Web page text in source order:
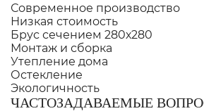
Современное производство
Низкая стоимость
Брус сечением 280х280
Монтаж и сборка
Утепление дома
Остекление
Экологичность
ЧАСТОЗАДАВАЕМЫЕ